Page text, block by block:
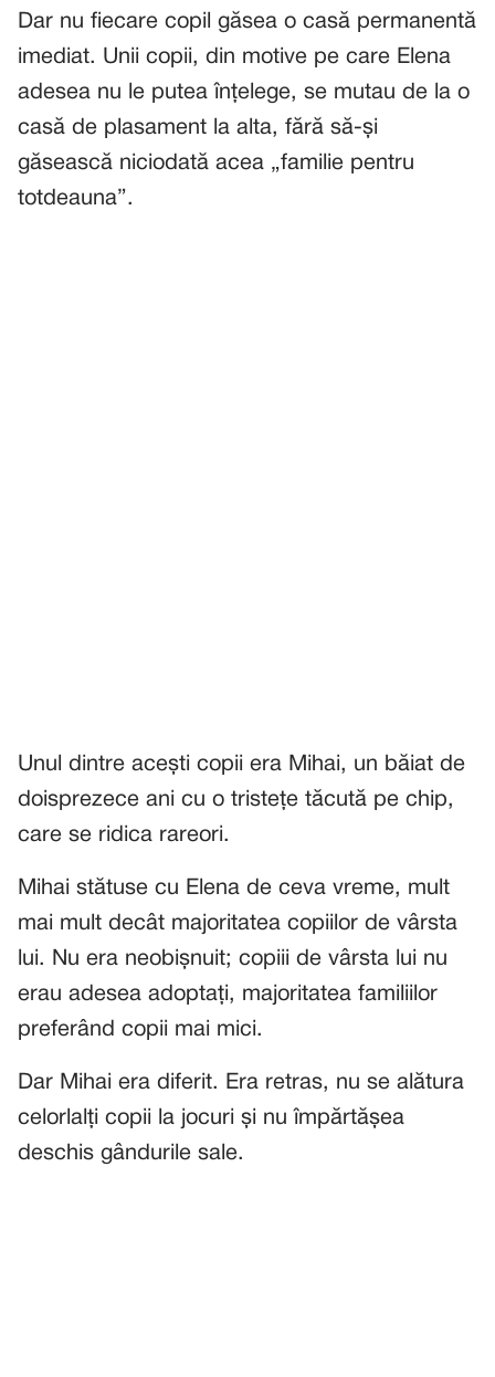
Dar nu fiecare copil găsea o casă permanentă
imediat. Unii copii, din motive pe care Elena
adesea nu le putea înțelege, se mutau de la o
casă de plasament la alta, fără să-și
găsească niciodată acea „familie pentru
totdeauna”.
Unul dintre acești copii era Mihai, un băiat de
doisprezece ani cu o tristețe tăcută pe chip,
care se ridica rareori.
Mihai stătuse cu Elena de ceva vreme, mult
mai mult decât majoritatea copiilor de vârsta
lui. Nu era neobișnuit; copiii de vârsta lui nu
erau adesea adoptați, majoritatea familiilor
preferând copii mai mici.
Dar Mihai era diferit. Era retras, nu se alătura
celorlalți copii la jocuri și nu împărtășea
deschis gândurile sale.